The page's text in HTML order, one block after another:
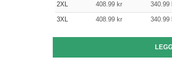
2XL 408.99 kr 340.99
3XL 408.99 kr 340.99